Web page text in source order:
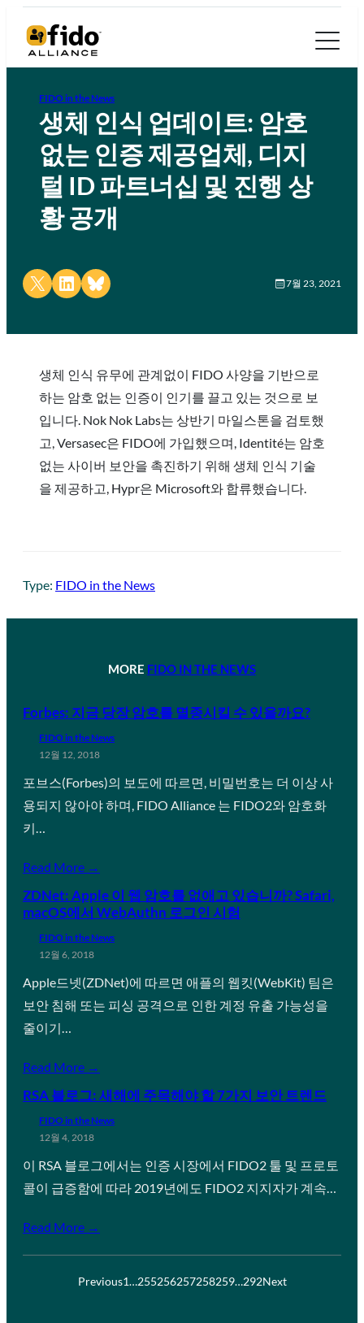
FIDO in the News
생체 인식 업데이트: 암호
없는 인증 제공업체, 디지
털 ID 파트너십 및 진행 상
황 공개
Share on X Share on LinkedIn
Share on Bluesky 7월 23, 2021
생체 인식 유무에 관계없이 FIDO 사양을 기반으로
하는 암호 없는 인증이 인기를 끌고 있는 것으로 보
입니다. Nok Nok Labs는 상반기 마일스톤을 검토했
고, Versasec은 FIDO에 가입했으며, Identité는 암호
없는 사이버 보안을 촉진하기 위해 생체 인식 기술
을 제공하고, Hypr은 Microsoft와 합류했습니다.
Type: FIDO in the News
MORE FIDO IN THE NEWS
Forbes: 지금 당장 암호를 멸종시킬 수 있을까요?
FIDO in the News
12월 12, 2018
포브스(Forbes)의 보도에 따르면, 비밀번호는 더 이상 사
용되지 않아야 하며, FIDO Alliance 는 FIDO2와 암호화
키…
Read More →
ZDNet: Apple 이 웹 암호를 없애고 있습니까? Safari,
macOS에서 WebAuthn 로그인 시험
FIDO in the News
12월 6, 2018
Apple드넷(ZDNet)에 따르면 애플의 웹킷(WebKit) 팀은
보안 침해 또는 피싱 공격으로 인한 계정 유출 가능성을
줄이기…
Read More →
RSA 블로그: 새해에 주목해야 할 7가지 보안 트렌드
FIDO in the News
12월 4, 2018
이 RSA 블로그에서는 인증 시장에서 FIDO2 툴 및 프로토
콜이 급증함에 따라 2019년에도 FIDO2 지지자가 계속…
Read More →
Previous1…255256257258259…292Next